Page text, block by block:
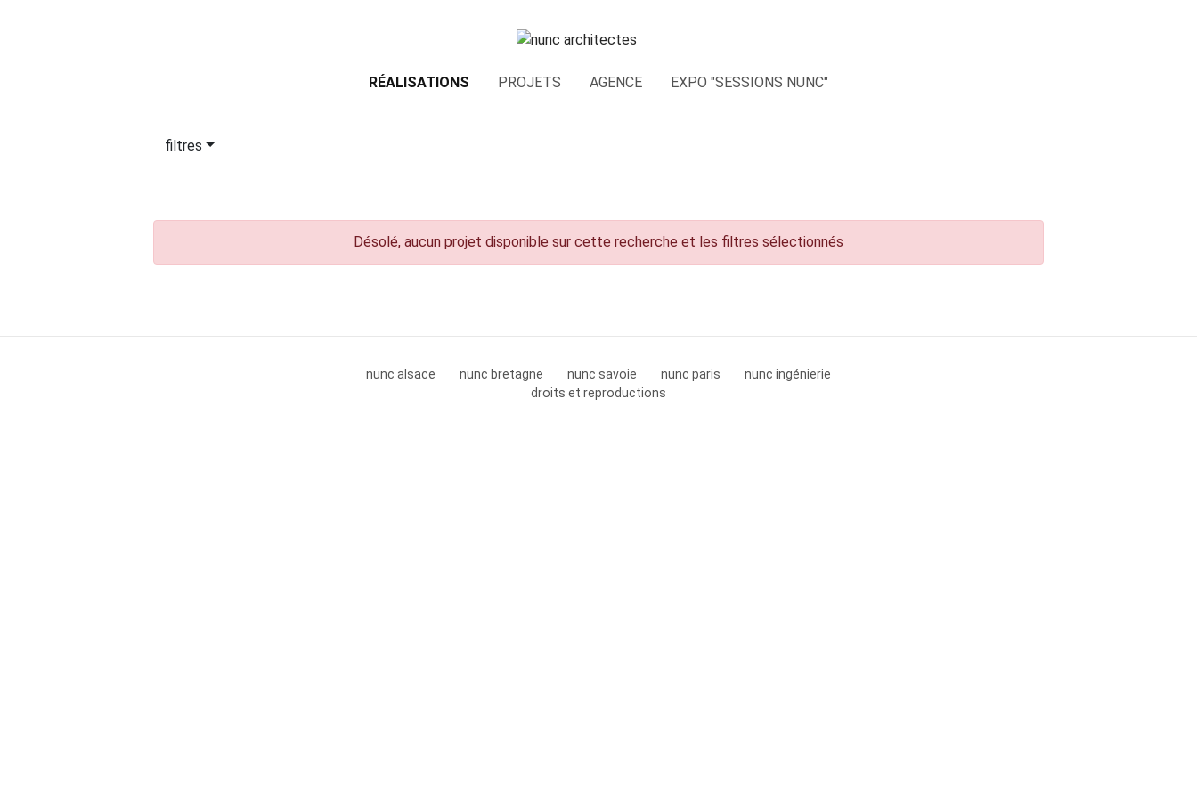
RÉALISATIONS PROJETS AGENCE EXPO "SESSIONS NUNC"
filtres
Désolé, aucun projet disponible sur cette recherche et les filtres sélectionnés
nunc alsace nunc bretagne nunc savoie nunc paris
nunc ingénierie
droits et reproductions